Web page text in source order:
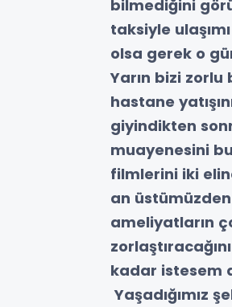
bilmediğini
taksiyle
olsa gerek o
Yarın bizi
hastane
giyindikten
muayenesini
filmlerini iki
an
ameliyatların
kadar istesem
Yaşadığımız